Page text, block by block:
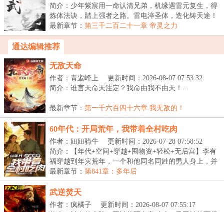
简介：少年紫宸用一命认清兄弟，机缘遇雷元复生，得
炼体法诀，踏上强者之路。雷电淬圣体，造化铸天途！
以...
最新章节： 第三千二百二十一章 帝灵之力
通达编辑推荐
无敌天命
作者：青鸾峰上
更新时间：2026-08-07 07:53:32
简介：谁言天命天注定？我命由我不由天！...
最新章节： 第一千六百四十六章 我无敌的！
60年代：开局荒年，我带着全村吃肉
作者：妞妞骑牛
更新时间：2026-07-28 07:58:52
简介：【年代+空间+穿越+囤物资+轻松+无后宫】李有
福穿越到年灾荒年，一个和他同名同姓的男人身上，并
且...
最新章节： 第841章：多年后
武逆焚天
作者：疯橘子
更新时间：2026-08-07 07:55:17